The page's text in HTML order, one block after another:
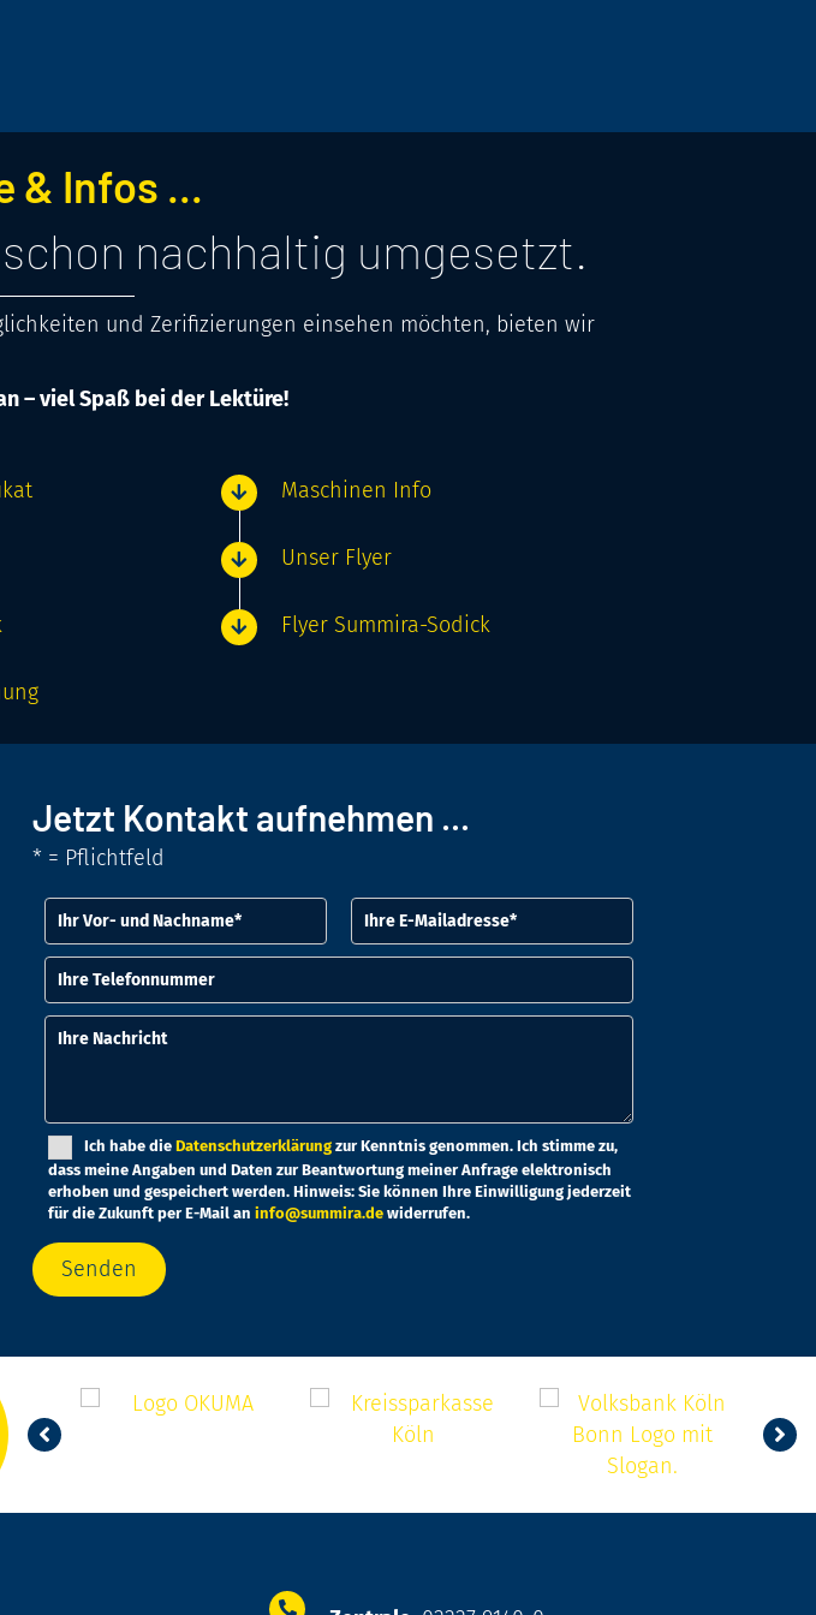
& Infos ...
nachhaltig umgesetzt.
und Zerifizierungen einsehen möchten, bieten wir
– viel Spaß bei der Lektüre!
Maschinen Info
Unser Flyer
Flyer Summira-Sodick
Jetzt Kontakt aufnehmen ...
* = Pflichtfeld
Vor- und Nachname E-Mailadresse
Telefonnummer
Nachricht
Bitte lasse dieses Feld leer.
Ich habe die Datenschutzerklärung zur Kenntnis genommen. Ich stimme zu,
dass meine Angaben und Daten zur Beantwortung meiner Anfrage elektronisch
erhoben und gespeichert werden. Hinweis: Sie können Ihre Einwilligung jederzeit
für die Zukunft per E-Mail an info@summira.de widerrufen.